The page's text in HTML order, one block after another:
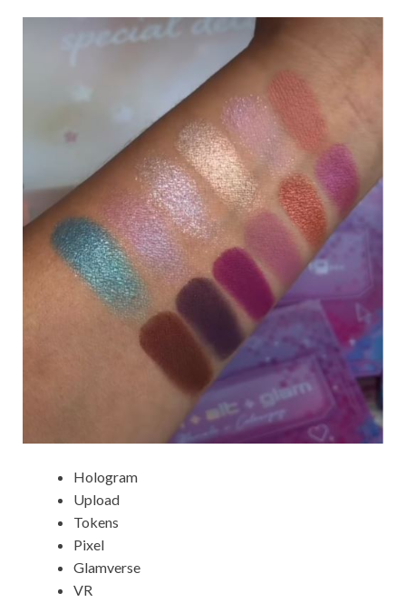
Hologram
Upload
Tokens
Pixel
Glamverse
VR